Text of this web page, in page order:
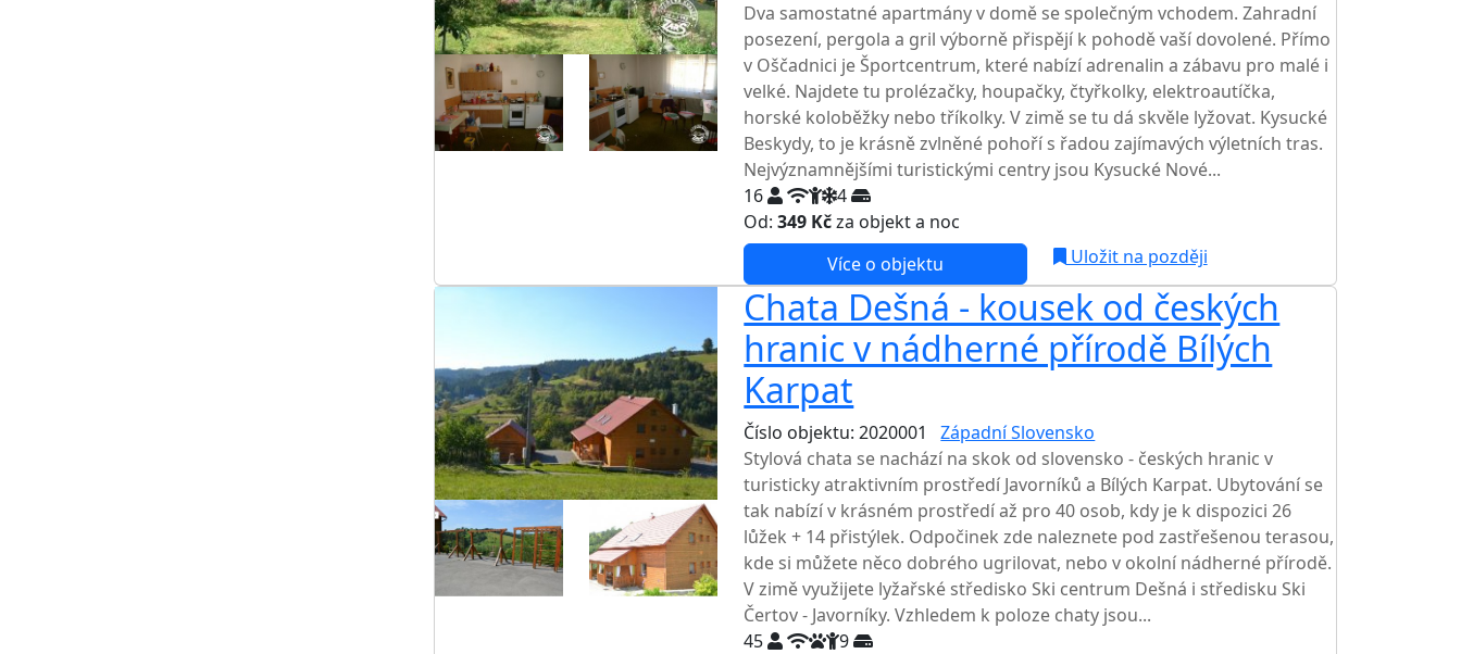
Dva samostatné apartmány v domě se společným vchodem. Zahradní
posezení, pergola a gril výborně přispějí k pohodě vaší dovolené. Přímo
v Oščadnici je Športcentrum, které nabízí adrenalin a zábavu pro malé i
velké. Najdete tu prolézačky, houpačky, čtyřkolky, elektroautíčka,
horské koloběžky nebo tříkolky. V zimě se tu dá skvěle lyžovat. Kysucké
Beskydy, to je krásně zvlněné pohoří s řadou zajímavých výletních tras.
Nejvýznamnějšími turistickými centry jsou Kysucké Nové...
16
4
Od:349 Kčza objekt a noc
Více o objektu
Uložit na později
Chata Dešná - kousek od českých
hranic v nádherné přírodě Bílých
Karpat
Číslo objektu: 2020001
Západní Slovensko
Stylová chata se nachází na skok od slovensko - českých hranic v
turisticky atraktivním prostředí Javorníků a Bílých Karpat. Ubytování se
tak nabízí v krásném prostředí až pro 40 osob, kdy je k dispozici 26
lůžek + 14 přistýlek. Odpočinek zde naleznete pod zastřešenou terasou,
kde si můžete něco dobrého ugrilovat, nebo v okolní nádherné přírodě.
V zimě využijete lyžařské středisko Ski centrum Dešná i středisku Ski
Čertov - Javorníky. Vzhledem k poloze chaty jsou...
45
9